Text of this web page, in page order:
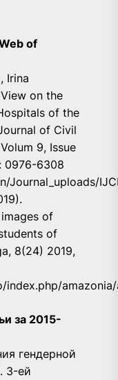
of
Irina
on the
of the
of Civil
9, Issue
0976-6308
of
of
8(24) 2019,
index.php/
за 2015-
гендерной
3-ей